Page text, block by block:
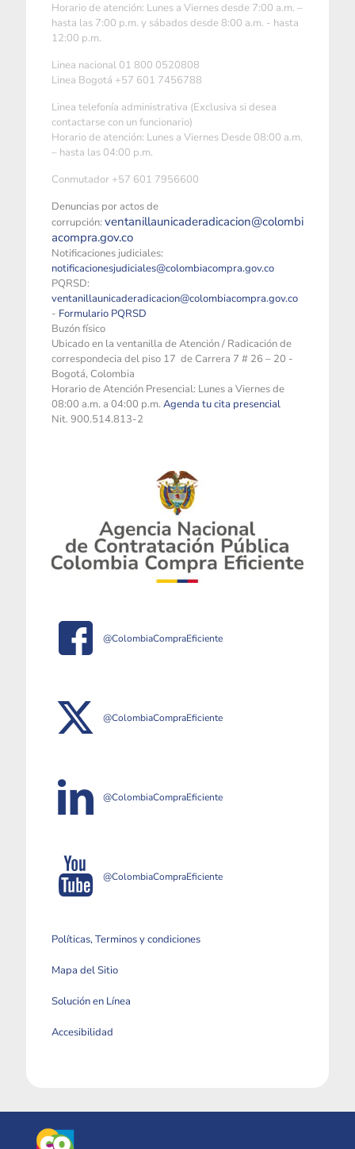
Horario de atención: Lunes a Viernes desde 7:00 a.m. –
hasta las 7:00 p.m. y sábados desde 8:00 a.m. - hasta
12:00 p.m.
Linea nacional 01 800 0520808
Linea Bogotá +57 601 7456788
Linea telefonía administrativa (Exclusiva si desea
contactarse con un funcionario)
Horario de atención: Lunes a Viernes Desde 08:00 a.m.
– hasta las 04:00 p.m.
Conmutador +57 601 7956600
Denuncias por actos de
corrupción: ventanillaunicaderadicacion@colombi
acompra.gov.co
Notificaciones judiciales:
notificacionesjudiciales@colombiacompra.gov.co
PQRSD:
ventanillaunicaderadicacion@colombiacompra.gov.co
- Formulario PQRSD
Buzón físico
Ubicado en la ventanilla de Atención / Radicación de
correspondecia del piso 17 de Carrera 7 # 26 – 20 -
Bogotá, Colombia
Horario de Atención Presencial: Lunes a Viernes de
08:00 a.m. a 04:00 p.m. Agenda tu cita presencial
Nit. 900.514.813-2
@ColombiaCompraEficiente
@ColombiaCompraEficiente
@ColombiaCompraEficiente
@ColombiaCompraEficiente
Políticas, Terminos y condiciones
Mapa del Sitio
Solución en Línea
Accesibilidad